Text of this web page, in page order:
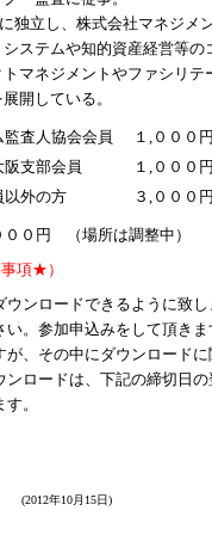
独立し、株式会社マネジメ
ステムや知的資産経営等の
トマネジメントやファシリテ
開している。
監査人協会会員
１,０００円
阪支部会員
１,０００円
以外の方
３,０００円
円 （場所は調整中）
項★）
ウンロードできるように致
い。参加申込みをして頂き
が、その中にダウンロード
ンロードは、下記の締切日
。
(2012年10月15日)